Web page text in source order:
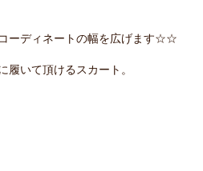
ーディネートの幅を広げます☆☆
履いて頂けるスカート。